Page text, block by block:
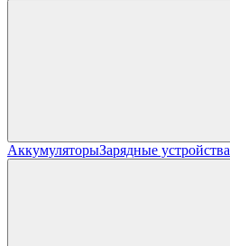
АккумуляторыЗарядные устройства